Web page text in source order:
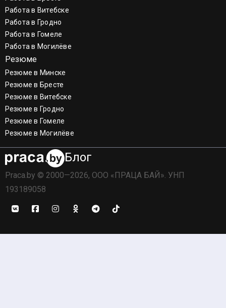
Работа в Витебске
Работа в Гродно
Работа в Гомеле
Работа в Могилёве
Резюме
Резюме в Минске
Резюме в Бресте
Резюме в Витебске
Резюме в Гродно
Резюме в Гомеле
Резюме в Могилёве
Блог
Praca.by © 2000—2026, ООО «ПРАЦА БАЙ». УНП
193189058